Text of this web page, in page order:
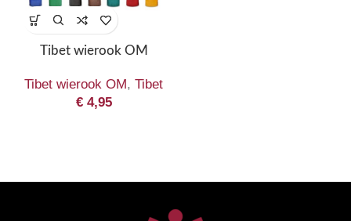
Tibet wierook OM
Tibet wierook OM, Tibet
€4,95